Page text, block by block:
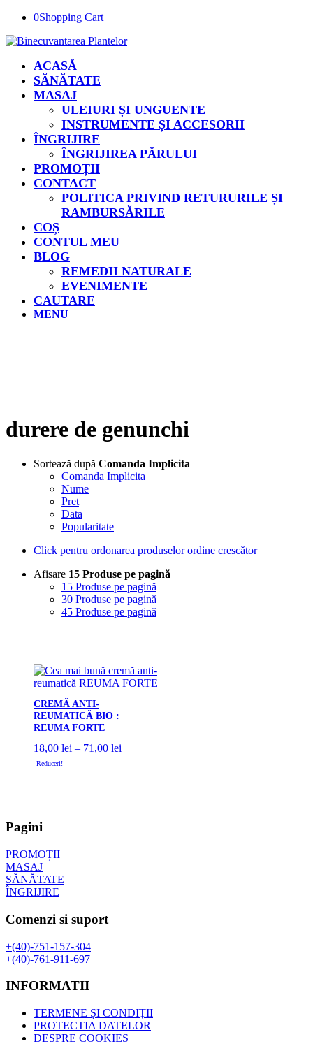
0Shopping Cart
ACASĂ
SĂNĂTATE
MASAJ
ULEIURI ȘI UNGUENTE
INSTRUMENTE ȘI ACCESORII
ÎNGRIJIRE
ÎNGRIJIREA PĂRULUI
PROMOȚII
CONTACT
POLITICA PRIVIND RETURURILE ȘI
RAMBURSĂRILE
COȘ
CONTUL MEU
BLOG
REMEDII NATURALE
EVENIMENTE
CAUTARE
MENU
durere de genunchi
Sortează după Comanda Implicita
Comanda Implicita
Nume
Pret
Data
Popularitate
Click pentru ordonarea produselor ordine crescător
Afisare 15 Produse pe pagină
15 Produse pe pagină
30 Produse pe pagină
45 Produse pe pagină
CREMĂ ANTI-
REUMATICĂ BIO :
REUMA FORTE
18,00 lei – 71,00 lei
Reduceri!
Pagini
PROMOȚII
MASAJ
SĂNĂTATE
ÎNGRIJIRE
Comenzi si suport
+(40)-751-157-304
+(40)-761-911-697
INFORMATII
TERMENE ȘI CONDIȚII
PROTECTIA DATELOR
DESPRE COOKIES